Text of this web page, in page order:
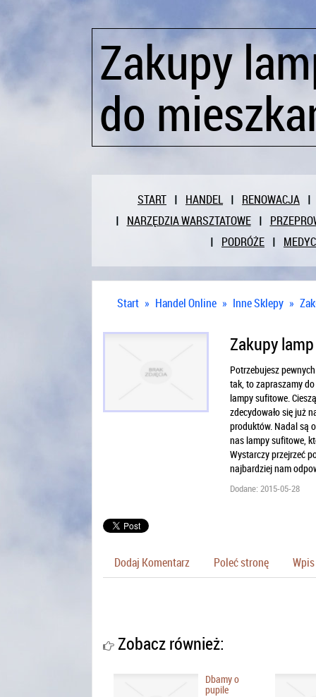
Zakupy
do
START HANDEL
RENOWACJA
NARZĘDZIA WARSZTATOWE
PODRÓŻE
Start » Handel Online » Inne Sklepy »
Zakupy
Potrzebujesz
tak, to zapraszamy
lampy sufitowe.
zdecydowało się już
produktów. Nadal są
nas lampy sufitowe,
Wystarczy przejrzeć
najbardziej nam
Dodane: 2015-05-28
Dodaj Komentarz Poleć stronę
Zobacz również:
Dbamy o
pupile